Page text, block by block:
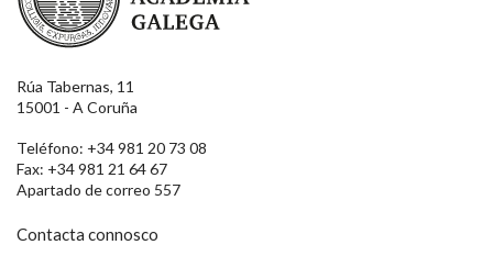
Rúa Tabernas, 11
15001 - A Coruña
Teléfono: +34 981 20 73 08
Fax: +34 981 21 64 67
Apartado de correo 557
Contacta connosco